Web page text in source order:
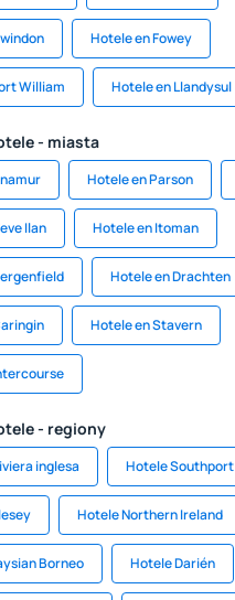
Hotele en Fowey
William Hotele en Llandysul
- miasta
Hotele en Parson
Ilan Hotele en Itoman
Hotele en Drachten
Hotele en Stavern
- regiony
inglesa Hotele Southport
Hotele Northern Ireland
Borneo Hotele Darién